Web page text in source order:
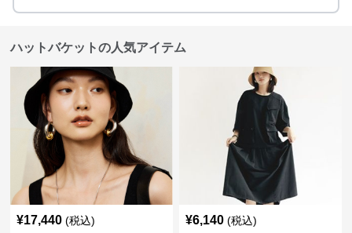
ハットバケットの人気アイテム
¥17,440 (税込) ¥6,140 (税込)